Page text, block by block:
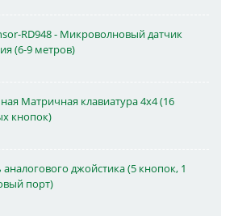
RD948 - Микроволновый датчик
(6-9 метров)
Матричная клавиатура 4x4 (16
кнопок)
джойстика (5 кнопок, 1
порт)